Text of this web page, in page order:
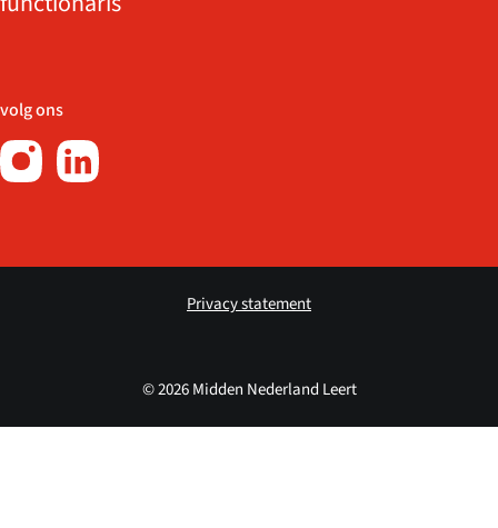
volg ons
© 2026 Midden Nederland Leert
Privacy statement